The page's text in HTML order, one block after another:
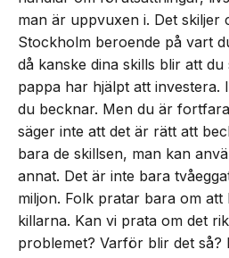
man är uppvuxen i. Det skiljer
Stockholm beroende på vart
då kanske dina skills blir att
pappa har hjälpt att investera.
du becknar. Men du är
säger inte att det är rätt att
bara de skillsen, man kan
annat. Det är inte bara
miljon. Folk pratar bara om
killarna. Kan vi prata om det
problemet? Varför blir det